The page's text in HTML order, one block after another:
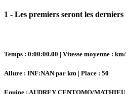
1 - Les premiers seront les
Temps : 0:00:00.00 | Vitesse moyenne :
Allure : INF:NAN par km | Place : 50
Equipe : AUDREY CENTOMO/